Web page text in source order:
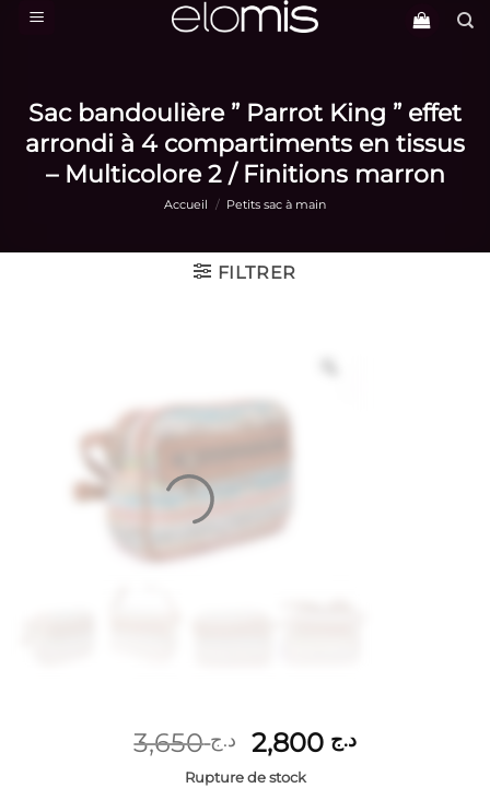
Passer
Sac bandoulière ” Parrot King ” effet
arrondi à 4 compartiments en tissus
– Multicolore 2 / Finitions marron
Accueil / Petits sac à main
FILTRER
د.ج3,650
Le
prix
د.ج 2,800
Le
Rupture de stock